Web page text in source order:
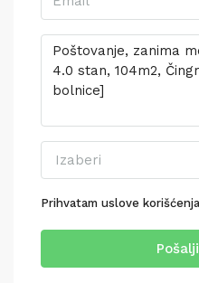
Izaberi
Prihvatam uslove korišćenja